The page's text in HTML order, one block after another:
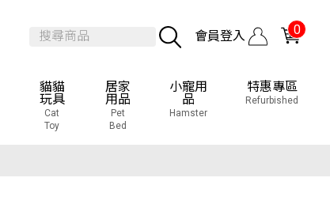
會員登入 0
貓貓
玩具
Cat
Toy
居家
用品
Pet
Bed
小寵用
品
Hamster
特惠專區
Refurbished